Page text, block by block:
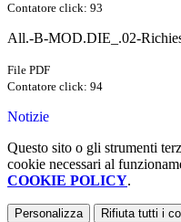
Contatore click: 93
All.-B-MOD.DIE_.02-
File PDF
Contatore click: 94
Notizie
Questo sito o gli strumenti
cookie necessari al
COOKIE POLICY.
Personalizza Rifiuta tutti i